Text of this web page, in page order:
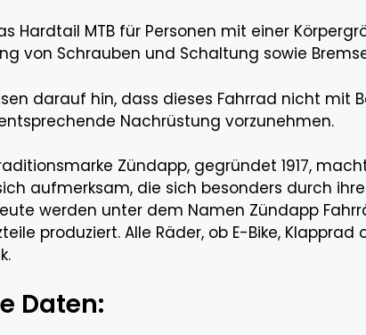
Hardtail MTB für Personen mit einer
von Schrauben und Schaltung sowie
darauf hin, dass dieses Fahrrad nicht
Nachrüstung vorzunehmen.
Zündapp, gegründet 1917,
aufmerksam, die sich besonders durch
werden unter dem Namen Zündapp
produziert. Alle Räder, ob E-Bike,
Daten: